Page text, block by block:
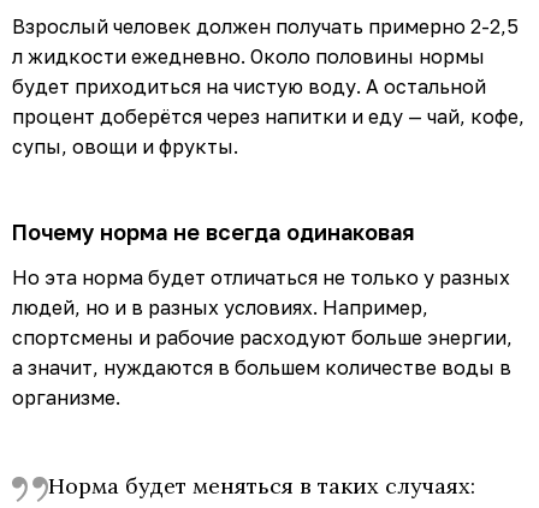
Взрослый человек должен получать примерно 2-2,5
л жидкости ежедневно. Около половины нормы
будет приходиться на чистую воду. А остальной
процент доберётся через напитки и еду — чай, кофе,
супы, овощи и фрукты.
Почему норма не всегда одинаковая
Но эта норма будет отличаться не только у разных
людей, но и в разных условиях. Например,
спортсмены и рабочие расходуют больше энергии,
а значит, нуждаются в большем количестве воды в
организме.
Норма будет меняться в таких случаях: